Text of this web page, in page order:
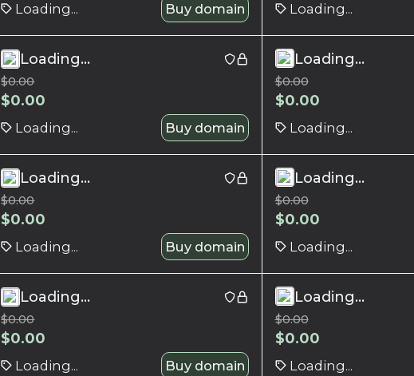
Loading... Buy domain Loading...
Loading...
$0.00
$0.00
Loading... Buy domain
Loading...
$0.00
$0.00
Loading...
Loading...
$0.00
$0.00
Loading... Buy domain
Loading...
$0.00
$0.00
Loading...
Loading...
$0.00
$0.00
Loading... Buy domain
Loading...
$0.00
$0.00
Loading...